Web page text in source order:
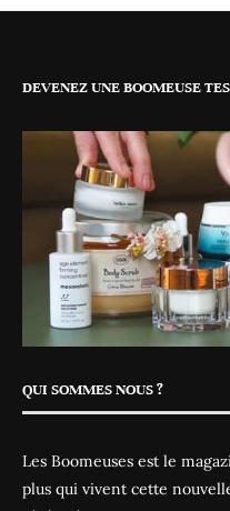
DEVENEZ UNE BOOMEUSE
QUI SOMMES NOUS ?
Les Boomeuses est le
plus qui vivent cette